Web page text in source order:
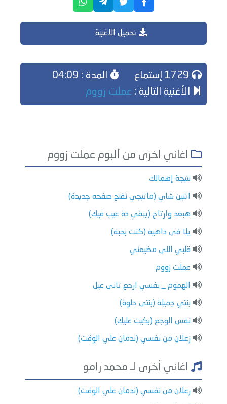
تحميل الاغنية
المدة : 04:09
الأغنية التالية : عملت زووم
اغاني اخرى من ألبوم عملت زووم
نتيجة إهمالك
اتنين شاي (ماتيجي نفتح صفحه جديدة)
هبعد وارتاح (يبقي دة عيب فيك)
يلا فى داهيه (كنت بحبه)
قلبي اللى مضيعني
عملت زووم
الهموم _ نفسي ارجع تانى عيل
بنتي جميلة (بنتى حلوة)
نفس الوجع (بكيت عليك)
زعلان من نفسي (ندمان علي الوقت)
اغاني أخرى لـ محمد رامو
زعلان من نفسي (ندمان علي الوقت)